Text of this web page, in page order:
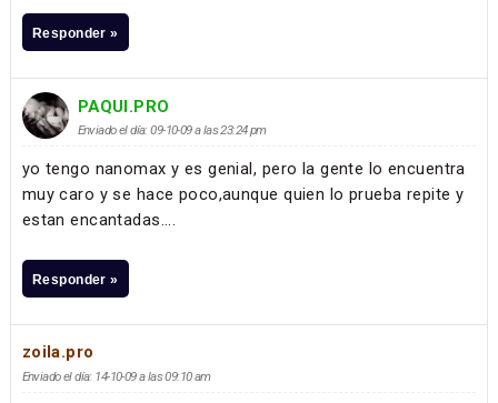
Responder »
PAQUI.PRO
Enviado el día: 09-10-09 a las 23:24 pm
yo tengo nanomax y es genial, pero la gente lo encuentra
muy caro y se hace poco,aunque quien lo prueba repite y
estan encantadas....
Responder »
zoila.pro
Enviado el día: 14-10-09 a las 09:10 am